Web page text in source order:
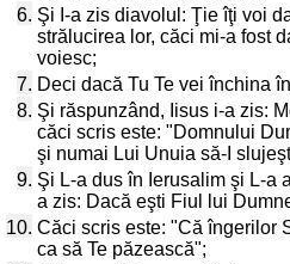
6. Şi I-a zis diavolul: Ţie îţi voi
strălucirea lor, căci mi-a fost
voiesc;
7. Deci dacă Tu Te vei închina
8. Şi răspunzând, Iisus i-a zis:
căci scris este: "Domnului
şi numai Lui Unuia să-I
9. Şi L-a dus în Ierusalim şi L-a
a zis: Dacă eşti Fiul lui
10. Căci scris este: "Că îngerilor
ca să Te păzească";